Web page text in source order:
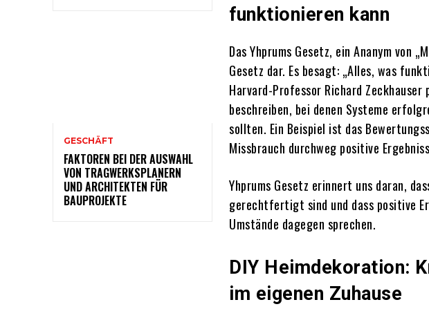
GESCHÄFT
FAKTOREN BEI DER AUSWAHL
VON TRAGWERKSPLANERN
UND ARCHITEKTEN FÜR
BAUPROJEKTE
funktionieren kann
Das Yhprums Gesetz, ein Ananym von
Gesetz dar. Es besagt: „Alles, was
Harvard-Professor Richard
beschreiben, bei denen Systeme
sollten. Ein Beispiel ist das
Missbrauch durchweg positive
Yhprums Gesetz erinnert uns daran,
gerechtfertigt sind und dass positive
Umstände dagegen sprechen.
DIY Heimdekoration:
im eigenen Zuhause